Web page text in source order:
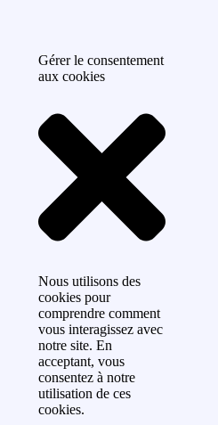
Gérer le consentement
aux cookies
Nous utilisons des
cookies pour
comprendre comment
vous interagissez avec
notre site. En
acceptant, vous
consentez à notre
utilisation de ces
cookies.